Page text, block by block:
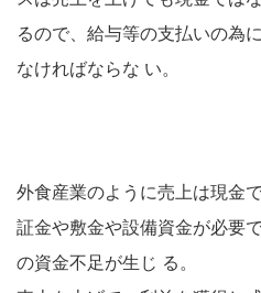
るので、給与等の支払いの為
なければならな い。
外食産業のように売上は現金
証金や敷金や設備資金が必要
の資金不足が生じ る。